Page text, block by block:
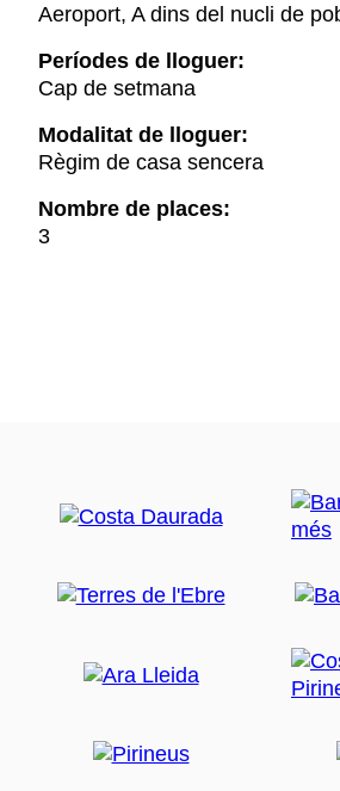
Aeroport, A dins del nucli de
Períodes de lloguer:
Cap de setmana
Modalitat de lloguer:
Règim de casa sencera
Nombre de places:
3